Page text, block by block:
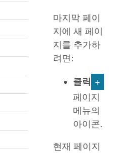
마지막 페이
지에 새 페이
지를 추가하
려면:
클릭 +
페이지
메뉴의
아이콘.
현재 페이지